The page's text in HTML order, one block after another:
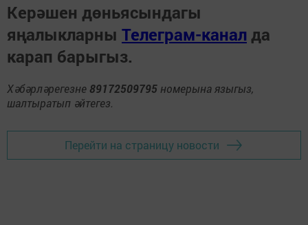
Керәшен дөньясындагы
яңалыкларны Телеграм-канал да
карап барыгыз.
Хәбәрләрегезне 89172509795 номерына языгыз,
шалтыратып әйтегез.
Перейти на страницу новости